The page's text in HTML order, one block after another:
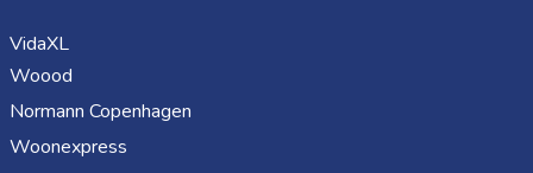
VidaXL
Woood
Normann Copenhagen
Woonexpress